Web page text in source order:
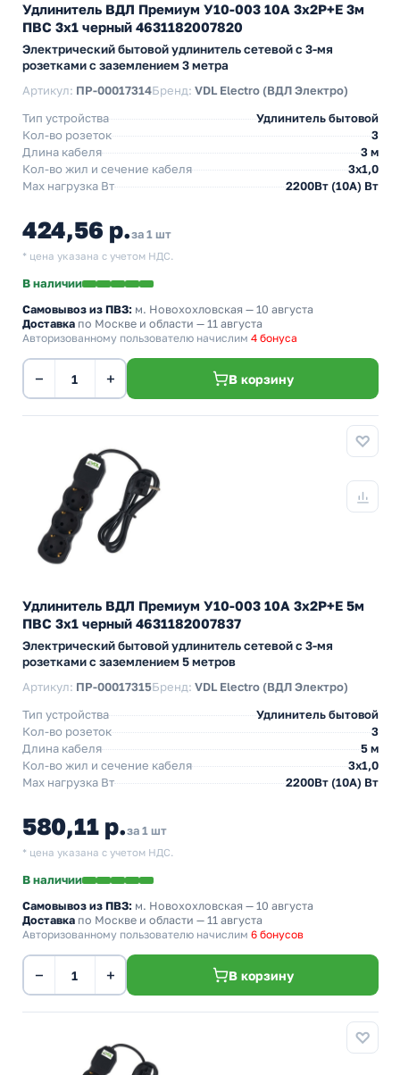
Удлинитель ВДЛ Премиум У10-003 10А 3х2P+E 3м
ПВС 3х1 черный 4631182007820
Электрический бытовой удлинитель сетевой с 3-мя
розетками с заземлением 3 метра
Артикул: ПР-00017314Бренд: VDL Electro (ВДЛ Электро)
Тип устройства
Удлинитель бытовой
Кол-во розеток
3
Длина кабеля
3 м
Кол-во жил и сечение кабеля
3х1,0
Max нагрузка Вт
2200Вт (10А) Вт
424,56 р.за 1 шт
* цена указана с учетом НДС.
В наличии
Самовывоз из ПВЗ: м. Новохохловская — 10 августа
Доставка по Москве и области — 11 августа
Авторизованному пользователю начислим 4 бонуса
− + В корзину
Удлинитель ВДЛ Премиум У10-003 10А 3х2P+E 5м
ПВС 3х1 черный 4631182007837
Электрический бытовой удлинитель сетевой с 3-мя
розетками с заземлением 5 метров
Артикул: ПР-00017315Бренд: VDL Electro (ВДЛ Электро)
Тип устройства
Удлинитель бытовой
Кол-во розеток
3
Длина кабеля
5 м
Кол-во жил и сечение кабеля
3х1,0
Max нагрузка Вт
2200Вт (10А) Вт
580,11 р.за 1 шт
* цена указана с учетом НДС.
В наличии
Самовывоз из ПВЗ: м. Новохохловская — 10 августа
Доставка по Москве и области — 11 августа
Авторизованному пользователю начислим 6 бонусов
− + В корзину